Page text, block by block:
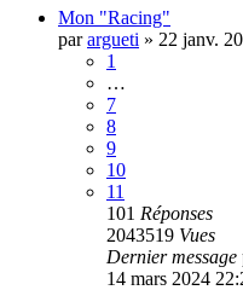
Mon "Racing"
parargueti » 22 janv.
1
…
7
8
9
10
11
101 Réponses
2043519 Vues
Dernier message
14 mars 2024